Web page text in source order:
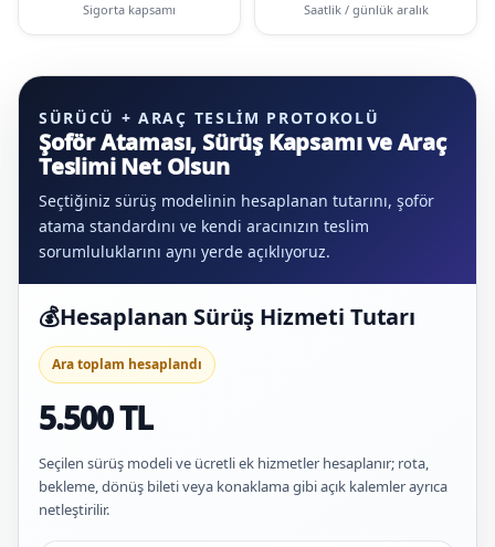
Sigorta kapsamı Saatlik / günlük aralık
SÜRÜCÜ + ARAÇ TESLIM PROTOKOLÜ
Şoför Ataması, Sürüş Kapsamı ve Araç
Teslimi Net Olsun
Seçtiğiniz sürüş modelinin hesaplanan tutarını, şoför
atama standardını ve kendi aracınızın teslim
sorumluluklarını aynı yerde açıklıyoruz.
💰Hesaplanan Sürüş Hizmeti Tutarı
Ara toplam hesaplandı
5.500 TL
Seçilen sürüş modeli ve ücretli ek hizmetler hesaplanır; rota,
bekleme, dönüş bileti veya konaklama gibi açık kalemler ayrıca
netleştirilir.